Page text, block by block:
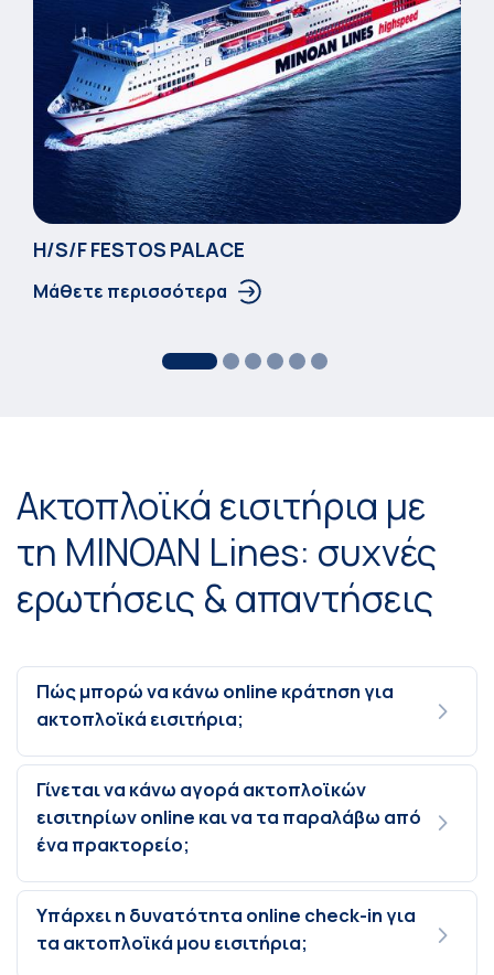
Η/S/F FESTOS PALACΕ
Μάθετε περισσότερα
Ακτοπλοϊκά εισιτήρια με
τη MINOAN Lines: συχνές
ερωτήσεις & απαντήσεις
Πώς μπορώ να κάνω online κράτηση για
ακτοπλοϊκά εισιτήρια;
Γίνεται να κάνω αγορά ακτοπλοϊκών
εισιτηρίων online και να τα παραλάβω από
ένα πρακτορείο;
Υπάρχει η δυνατότητα online check-in για
τα ακτοπλοϊκά μου εισιτήρια;